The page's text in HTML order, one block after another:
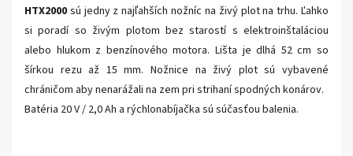
HTX2000 sú jedny z najľahších nožníc na živý plot na trhu. Ľahko
si poradí so živým plotom bez starostí s elektroinštaláciou
alebo hlukom z benzínového motora. Lišta je dlhá 52 cm so
šírkou rezu až 15 mm. Nožnice na živý plot sú vybavené
chráničom aby nenarážali na zem pri strihaní spodných konárov.
Batéria 20 V / 2,0 Ah a rýchlonabíjačka sú súčasťou balenia.